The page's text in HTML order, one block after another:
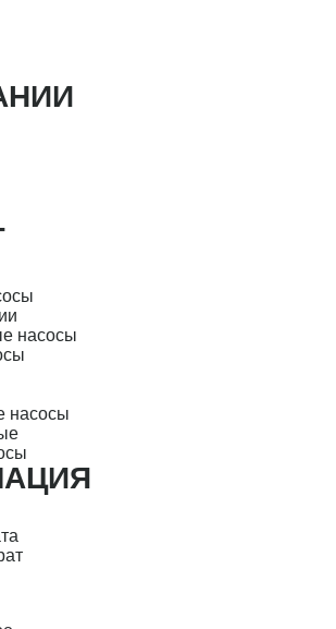
насосы
насосы